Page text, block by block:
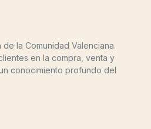
la Comunidad Valenciana.
en la compra, venta y
conocimiento profundo del